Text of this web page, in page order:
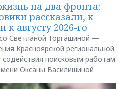
на два фронта:
рассказали, к
августу 2026-го
Светланой Торгашиной —
Красноярской региональной
поисковым работам
Оксаны Василишиной